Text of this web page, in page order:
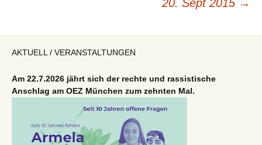
20. Sept 2015 →
AKTUELL / VERANSTALTUNGEN
Am 22.7.2026 jährt sich der rechte und rassistische
Anschlag am OEZ München zum zehnten Mal.